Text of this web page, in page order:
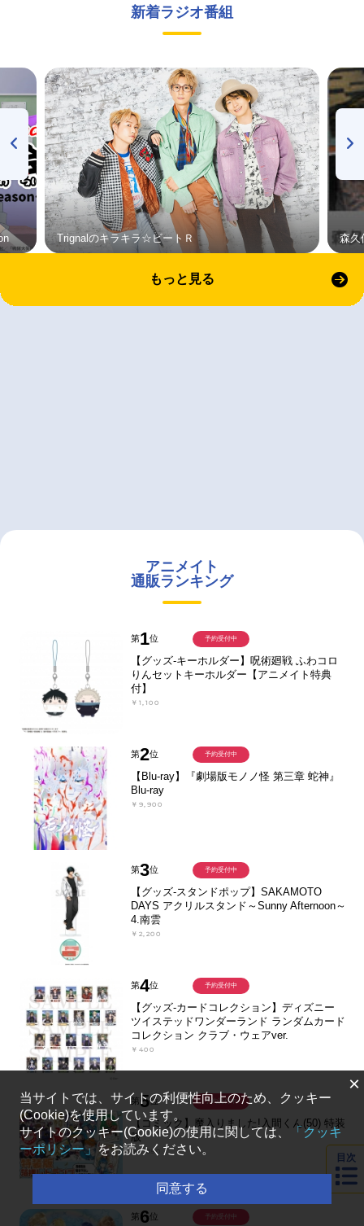
新着ラジオ番組
Trignalのキラキラ☆ビートＲ 森久
もっと見る
アニメイト
通販ランキング
第1位
【グッズ-キーホルダー】呪術廻戦 ふわコロ
りんセットキーホルダー【アニメイト特典
付】
￥1,100
予約受付中
第2位
【Blu-ray】『劇場版モノノ怪 第三章 蛇神』
Blu-ray
￥9,900
予約受付中
第3位
【グッズ-スタンドポップ】SAKAMOTO
DAYS アクリルスタンド～Sunny Afternoon～
4.南雲
￥2,200
予約受付中
第4位
【グッズ-カードコレクション】ディズニー
ツイステッドワンダーランド ランダムカード
コレクション クラブ・ウェアver.
￥400
予約受付中
第5位
【コミック】魔入りました!入間くん(50) 特装
版
￥3,850
予約受付中
第6位 予約受付中
目次
×
当サイトでは、サイトの利便性向上のため、クッキー
(Cookie)を使用しています。
サイトのクッキー(Cookie)の使用に関しては、 「クッキ
ーポリシー」をお読みください。
同意する